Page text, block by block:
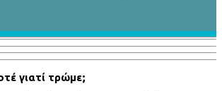
γιατί τρώμε;